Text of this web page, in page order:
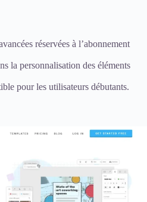
réservées à l’abonnement
la personnalisation des éléments
pour les utilisateurs débutants.